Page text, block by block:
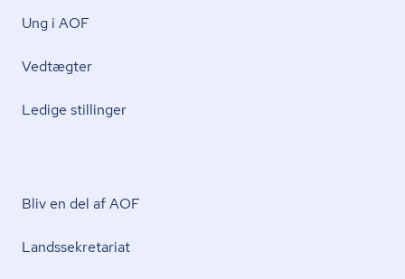
Ung i AOF
Vedtægter
Ledige stillinger
Bliv en del af AOF
Lands­se­kre­ta­ri­at